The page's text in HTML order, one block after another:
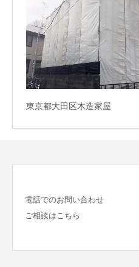
東京都大田区木造家屋
電話でのお問い合わせ
ご相談はこちら